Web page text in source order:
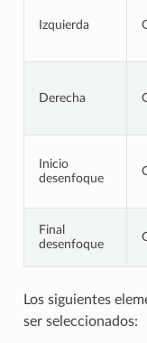
Izquierda
Derecha
Inicio
desenfoque
Final
desenfoque
Los siguientes
ser seleccionados: